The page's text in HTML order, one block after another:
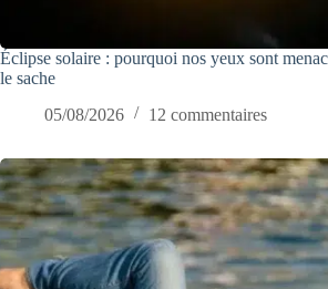
Éclipse solaire : pourquoi nos yeux sont
le sache
05/08/2026
12 commentaires